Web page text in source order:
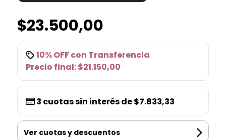
$23.500,00
10% OFFcon Transferencia
Precio final:$21.150,00
3 cuotas sin interés de$7.833,33
Ver cuotas y descuentos